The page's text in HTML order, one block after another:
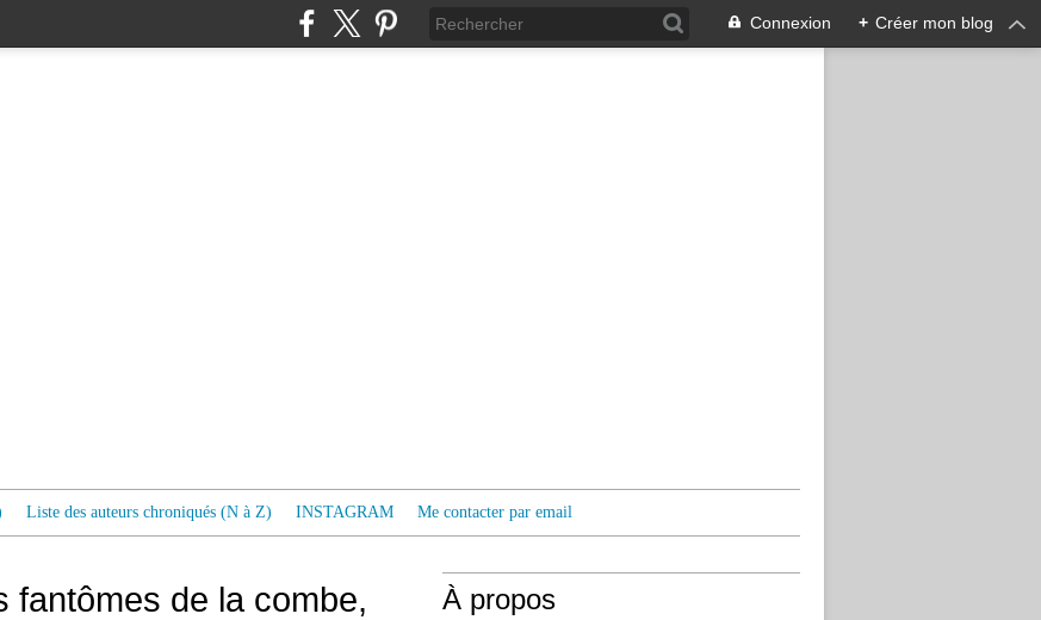
Connexion + Créer mon blog
Liste des auteurs chroniqués (N à Z) INSTAGRAM Me contacter par email
fantômes de la combe,
À propos